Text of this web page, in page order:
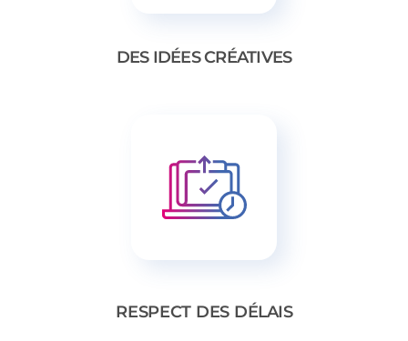
DES IDÉES CRÉATIVES
RESPECT DES DÉLAIS